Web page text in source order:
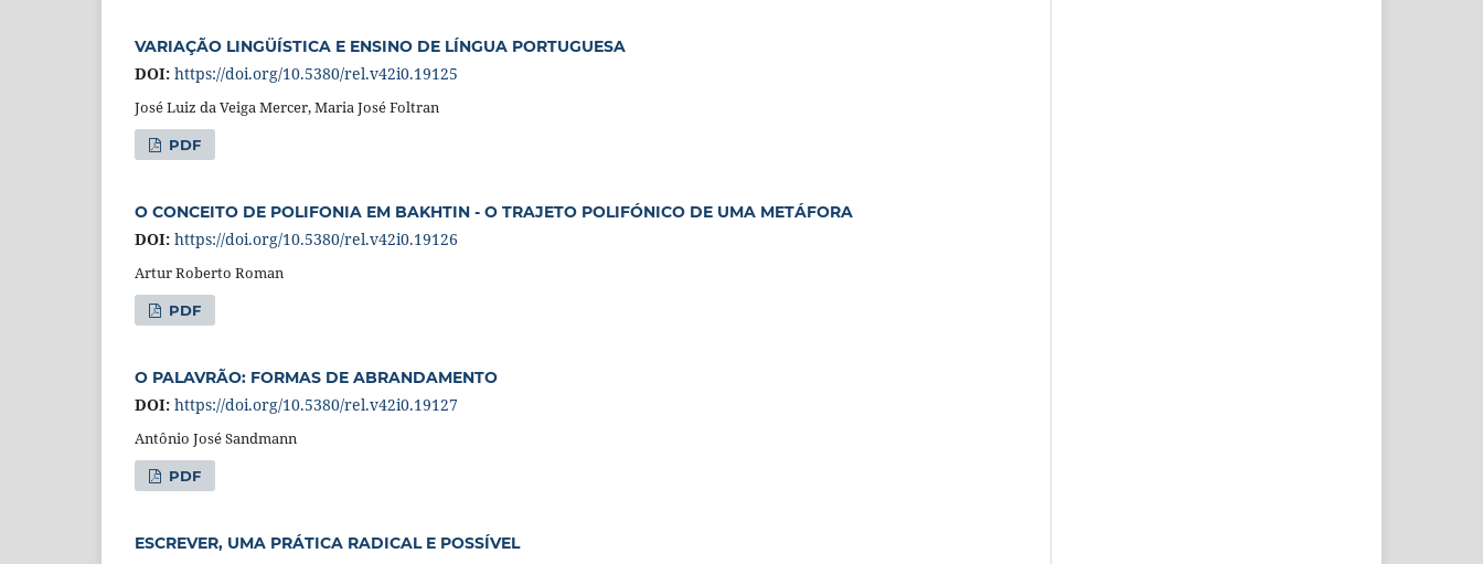
VARIAÇÃO LINGÜÍSTICA E ENSINO DE LÍNGUA PORTUGUESA
DOI: https://doi.org/10.5380/rel.v42i0.19125
José Luiz da Veiga Mercer, Maria José Foltran
PDF
O CONCEITO DE POLIFONIA EM BAKHTIN - O TRAJETO POLIFÓNICO DE UMA METÁFORA
DOI: https://doi.org/10.5380/rel.v42i0.19126
Artur Roberto Roman
PDF
O PALAVRÃO: FORMAS DE ABRANDAMENTO
DOI: https://doi.org/10.5380/rel.v42i0.19127
Antônio José Sandmann
PDF
ESCREVER, UMA PRÁTICA RADICAL E POSSÍVEL